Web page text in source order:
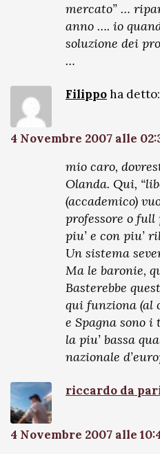
mercato” …
anno …. io
soluzione dei
…
Filippoha detto:
4 Novembre 2007 alle
mio caro,
Olanda. Qui,
(accademico)
professore o
piu’ e con piu’
Un sistema
Ma le baronie,
Basterebbe
qui funziona
e Spagna sono
la piu’ bassa
nazionale
riccardo da
4 Novembre 2007 alle